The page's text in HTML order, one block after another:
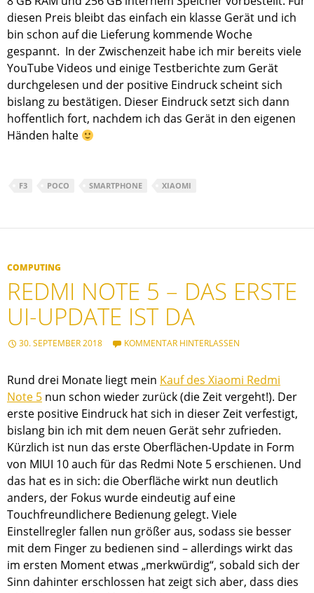
diesen Preis bleibt das einfach ein klasse Gerät und ich
bin schon auf die Lieferung kommende Woche
gespannt. In der Zwischenzeit habe ich mir bereits viele
YouTube Videos und einige Testberichte zum Gerät
durchgelesen und der positive Eindruck scheint sich
bislang zu bestätigen. Dieser Eindruck setzt sich dann
hoffentlich fort, nachdem ich das Gerät in den eigenen
Händen halte
F3 POCO SMARTPHONE XIAOMI
COMPUTING
REDMI NOTE 5 – DAS ERSTE
UI-UPDATE IST DA
30. SEPTEMBER 2018 KOMMENTAR HINTERLASSEN
Rund drei Monate liegt mein Kauf des Xiaomi Redmi
Note 5 nun schon wieder zurück (die Zeit vergeht!). Der
erste positive Eindruck hat sich in dieser Zeit verfestigt,
bislang bin ich mit dem neuen Gerät sehr zufrieden.
Kürzlich ist nun das erste Oberflächen-Update in Form
von MIUI 10 auch für das Redmi Note 5 erschienen. Und
das hat es in sich: die Oberfläche wirkt nun deutlich
anders, der Fokus wurde eindeutig auf eine
Touchfreundlichere Bedienung gelegt. Viele
Einstellregler fallen nun größer aus, sodass sie besser
mit dem Finger zu bedienen sind – allerdings wirkt das
im ersten Moment etwas „merkwürdig“, sobald sich der
Sinn dahinter erschlossen hat zeigt sich aber, dass dies